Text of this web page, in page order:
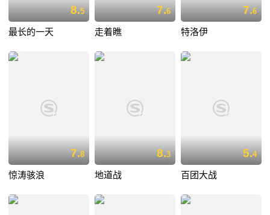
8.5
最长的一天
7.6
走着瞧
7.6
特洛伊
7.8
惊涛骇浪
8.3
地道战
5.4
百团大战